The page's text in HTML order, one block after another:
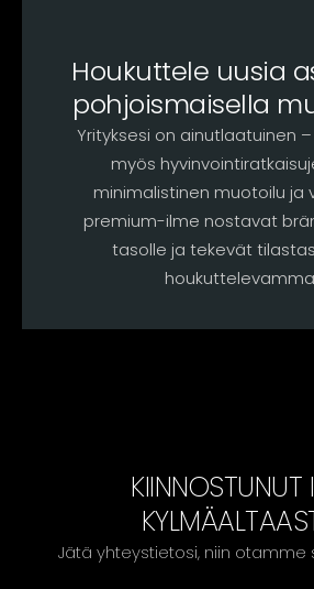
Houkuttele uusia
pohjoismaisella
Yrityksesi on ainutlaatuinen
myös
minimalistinen muotoilu ja
premium-ilme nostavat
tasolle ja tekevät
KIINNOSTUNUT
Jätä yhteystietosi, niin otamme